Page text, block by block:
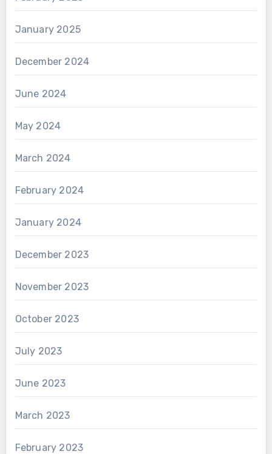
January 2025
December 2024
June 2024
May 2024
March 2024
February 2024
January 2024
December 2023
November 2023
October 2023
July 2023
June 2023
March 2023
February 2023